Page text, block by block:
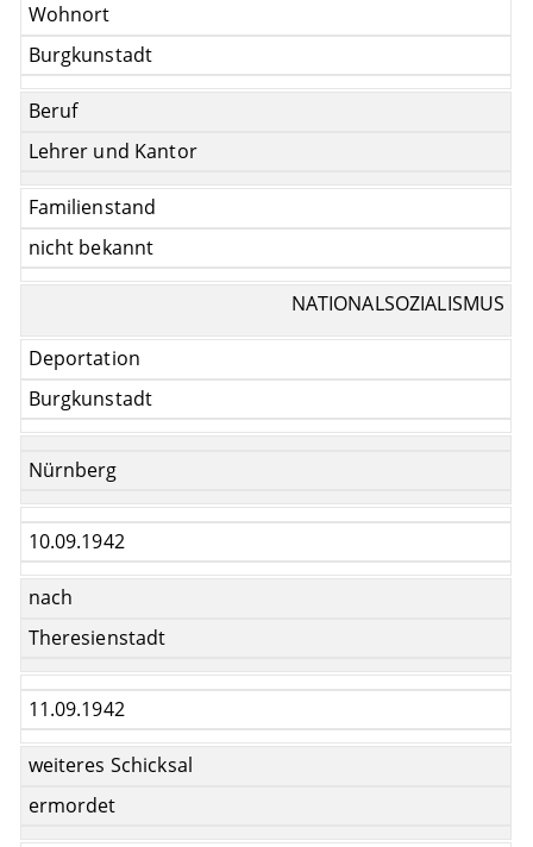
Wohnort
Burgkunstadt
Beruf
Lehrer und Kantor
Familienstand
nicht bekannt
NATIONALSOZIALISMUS
Deportation
Burgkunstadt
Nürnberg
10.09.1942
nach
Theresienstadt
11.09.1942
weiteres Schicksal
ermordet